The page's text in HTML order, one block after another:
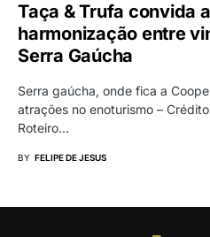
Taça & Trufa convida
harmonização entre
Serra Gaúcha
Serra gaúcha, onde fica a
atrações no enoturismo –
Roteiro…
BY FELIPE DE JESUS